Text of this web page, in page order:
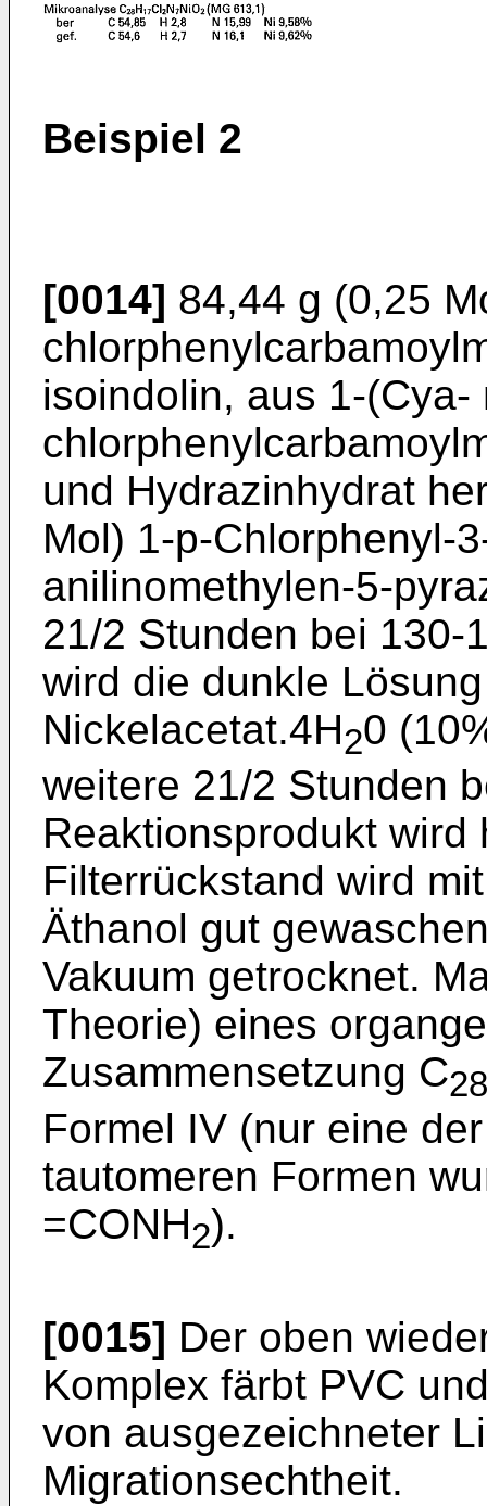
Beispiel 2
[0014] 84,44 g (0,25
isoindolin, aus 1-(Cya-
und Hydrazinhydrat
Mol) 1-p-Chlorphenyl-
anilinomethylen-5-
21/2 Stunden bei 130-
wird die dunkle
Nickelacetat.4H20
weitere 21/2 Stunden
Reaktionsprodukt
Filterrückstand wird
Äthanol gut
Vakuum getrocknet.
Theorie) eines
Zusammensetzung C28
Formel IV (nur eine
tautomeren Formen
=CONH2).
[0015] Der oben
Komplex färbt PVC
von ausgezeichneter
Migrationsechtheit.